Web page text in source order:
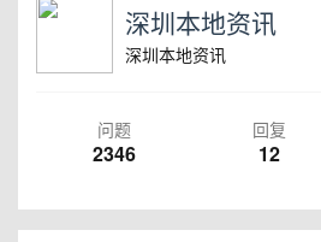
深圳本地资讯
深圳本地资讯
问题
2346
回复
12